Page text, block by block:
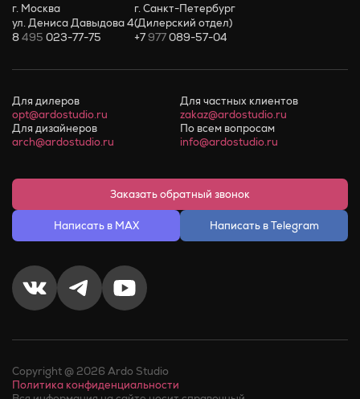
г. Москва
ул. Дениса Давыдова 4
8495 023-77-75
г. Санкт-Петербург
(Дилерский отдел)
+7977089-57-04
Для дилеров
opt@ardostudio.ru
Для частных клиентов
zakaz@ardostudio.ru
Для дизайнеров
arch@ardostudio.ru
По всем вопросам
info@ardostudio.ru
Заказать обратный звонок
Написать в MAX Написать в Telegram
Copyright @ 2026 Ardo Studio
Политика конфиденциальности